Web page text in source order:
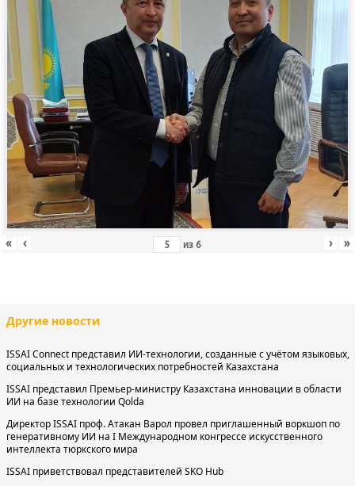
« ‹ из 6 › »
Другие новости
ISSAI Connect представил ИИ-технологии, созданные с учётом языковых,
социальных и технологических потребностей Казахстана
ISSAI представил Премьер-министру Казахстана инновации в области
ИИ на базе технологии Qolda
Директор ISSAI проф. Атакан Варол провел приглашенный воркшоп по
генеративному ИИ на I Международном конгрессе искусственного
интеллекта тюркского мира
ISSAI приветствовал представителей SKO Hub